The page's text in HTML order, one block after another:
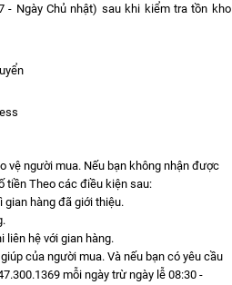
- Ngày Chủ nhật) sau khi kiểm tra tồn kho
vệ người mua. Nếu bạn không nhận được
tiền Theo các điều kiện sau:
gian hàng đã giới thiệu.
liên hệ với gian hàng.
của người mua. Và nếu bạn có yêu cầu
mỗi ngày trừ ngày lễ 08:30 -